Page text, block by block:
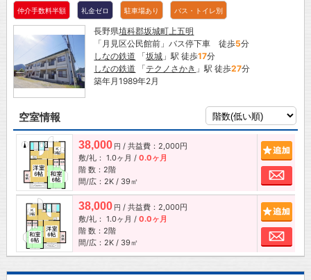
仲介手数料半額 礼金ゼロ 駐車場あり バス・トイレ別
長野県埴科郡坂城町 上五明
「月見区公民館前」バス停下車 徒歩5分
しなの鉄道 「坂城 」駅 徒歩17分
しなの鉄道 「テクノさかき 」駅 徒歩27分
築年月1989年2月
空室情報
38,000 円 / 共益費：2,000円
敷/礼： 1.0ヶ月 / 0.0ヶ月
階 数：2階
間/広：2K / 39㎡
追加
お
38,000 円 / 共益費：2,000円
敷/礼： 1.0ヶ月 / 0.0ヶ月
階 数：2階
間/広：2K / 39㎡
追加
お